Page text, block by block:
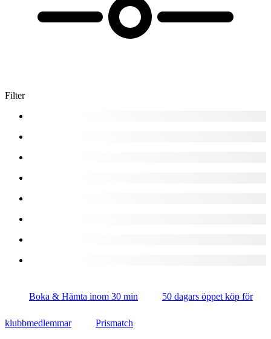
Filter
Boka & Hämta inom 30 min 50 dagars öppet köp för
klubbmedlemmar Prismatch